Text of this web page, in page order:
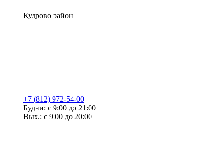
Кудрово район
+7 (812) 972-54-00
Будни: с 9:00 до 21:00
Вых.: с 9:00 до 20:00